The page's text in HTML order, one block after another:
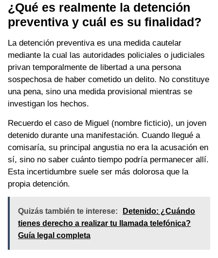
¿Qué es realmente la detención
preventiva y cuál es su finalidad?
La detención preventiva es una medida cautelar
mediante la cual las autoridades policiales o judiciales
privan temporalmente de libertad a una persona
sospechosa de haber cometido un delito. No constituye
una pena, sino una medida provisional mientras se
investigan los hechos.
Recuerdo el caso de Miguel (nombre ficticio), un joven
detenido durante una manifestación. Cuando llegué a
comisaría, su principal angustia no era la acusación en
sí, sino no saber cuánto tiempo podría permanecer allí.
Esta incertidumbre suele ser más dolorosa que la
propia detención.
Quizás también te interese:
Detenido: ¿Cuándo
tienes derecho a realizar tu llamada telefónica?
Guía legal completa